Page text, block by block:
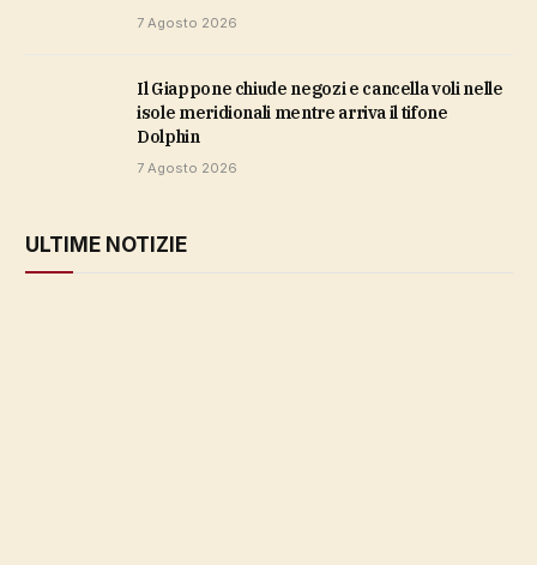
7 Agosto 2026
Il Giappone chiude negozi e cancella voli nelle
isole meridionali mentre arriva il tifone
Dolphin
7 Agosto 2026
ULTIME NOTIZIE